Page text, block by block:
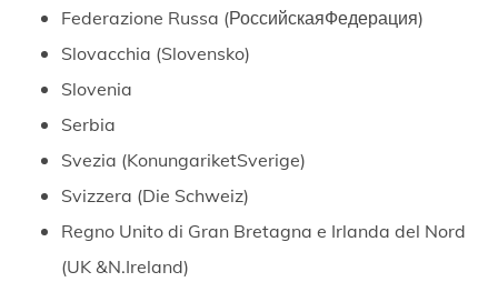
Federazione Russa (РоссийскаяФедерация)
Slovacchia (Slovensko)
Slovenia
Serbia
Svezia (KonungariketSverige)
Svizzera (Die Schweiz)
Regno Unito di Gran Bretagna e Irlanda del Nord
(UK &N.Ireland)